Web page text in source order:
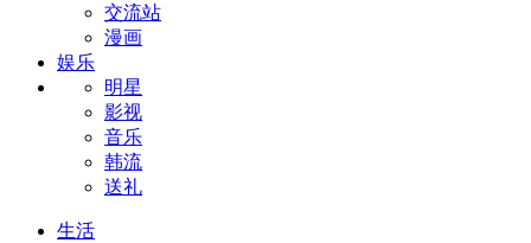
交流站
漫画
娱乐
明星
影视
音乐
韩流
送礼
生活